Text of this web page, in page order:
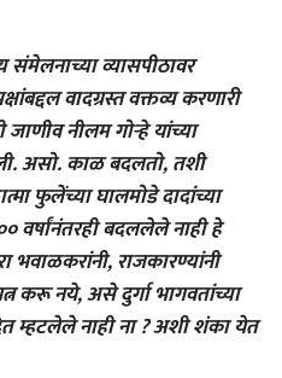
व्यासपीठावर
वादग्रस्त वक्तव्य करणारी
नीलम गोर्‍हे यांच्या
असो. काळ बदलतो, तशी
फुलेंच्या घालमोडे दादांच्या
वर्षांनंतरही बदललेले नाही हे
भवाळकरांनी, राजकारण्यांनी
करू नये, असे दुर्गा भागवतांच्या
म्हटलेले नाही ना ? अशी शंका येत